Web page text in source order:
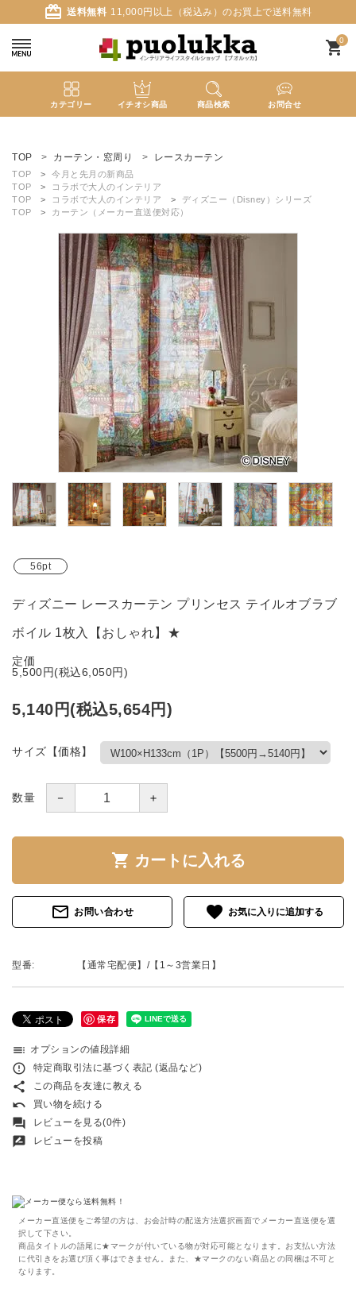
card_giftcard 送料無料 11,000円以上（税込み）のお買上で送料無料
0
shopping_cart
カテゴリー イチオシ商品 商品検索 お問合せ
ようこそ ゲスト 様
meeting_room ログイン person 新規会員登録
search
カテゴリーから探す
ブランド
ガイドライン
TOP カーテン・窓周り レースカーテン
TOP
今月と先月の新商品
TOP
コラボで大人のインテリア
TOP
コラボで大人のインテリア
ディズニー（Disney）シリーズ
TOP
カーテン（メーカー直送便対応）
56pt
ディズニー レースカーテン プリンセス テイルオブラブ
ボイル 1枚入【おしゃれ】★
定価
5,500円(税込6,050円)
5,140円(税込5,654円)
サイズ【価格】
数量 － ＋
shopping_cart カートに入れる
mail_outline お問い合わせ favorite
型番: 【通常宅配便】/【1～3営業日】
保存
toc オプションの値段詳細
error_outline 特定商取引法に基づく表記 (返品など)
share この商品を友達に教える
undo 買い物を続ける
forum レビューを見る(0件)
rate_review レビューを投稿
メーカー直送便をご希望の方は、お会計時の配送方法選択画面でメーカー直送便を選
択して下さい。
商品タイトルの語尾に★マークが付いている物が対応可能となります。お支払い方法
に代引きをお選び頂く事はできません。また、★マークのない商品との同梱は不可と
なります。